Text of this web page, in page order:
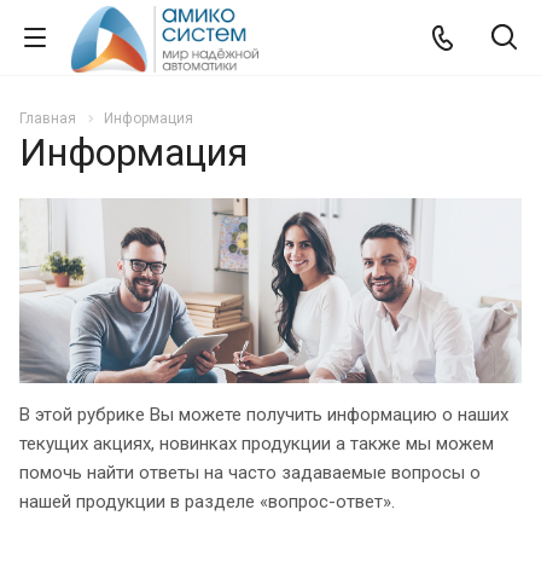
Главная Информация
Информация
В этой рубрике Вы можете получить информацию о наших
текущих акциях, новинках продукции а также мы можем
помочь найти ответы на часто задаваемые вопросы о
нашей продукции в разделе «вопрос-ответ».